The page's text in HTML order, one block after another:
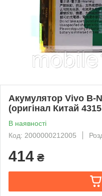
Акумулятор Vivo B-
(оригінал Китай
В наявності
Код: 2000000212005
414 ₴